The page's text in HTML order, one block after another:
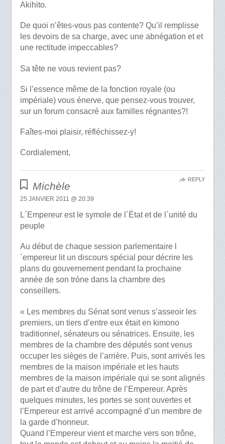
Akihito.
De quoi n’êtes-vous pas contente? Qu’il remplisse
les devoirs de sa charge, avec une abnégation et et
une rectitude impeccables?
Sa tête ne vous revient pas?
Si l’essence même de la fonction royale (ou
impériale) vous énerve, que pensez-vous trouver,
sur un forum consacré aux familles régnantes?!
Faîtes-moi plaisir, réfléchissez-y!
Cordialement,
Michèle
25 JANVIER 2011 @ 20:39
L´Empereur est le symole de l´Ètat et de l´unité du
peuple
Au début de chaque session parlementaire l
´empereur lit un discours spécial pour décrire les
plans du gouvernement pendant la prochaine
année de son tróne dans la chambre des
conseillers.
« Les membres du Sénat sont venus s’asseoir les
premiers, un tiers d’entre eux était en kimono
traditionnel, sénateurs ou sénatrices. Ensuite, les
membres de la chambre des députés sont venus
occuper les sièges de l’arrière. Puis, sont arrivés les
membres de la maison impériale et les hauts
membres de la maison impériale qui se sont alignés
de part et d’autre du trône de l’Empereur. Après
quelques minutes, les portes se sont ouvertes et
l’Empereur est arrivé accompagné d’un membre de
la garde d’honneur.
Quand l’Empereur vient et marche vers son trône,
REPLY